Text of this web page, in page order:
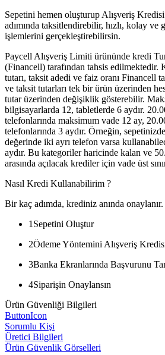
Sepetini hemen oluşturup Alışveriş
adımında taksitlendirebilir, hızlı, kolay
işlemlerini gerçekleştirebilirsin.
Paycell Alışveriş Limiti ürününde kredi
(Financell) tarafından tahsis
tutarı, taksit adedi ve faiz oranı Financell
ve taksit tutarları tek bir ürün üzerinden
tutar üzerinden değişiklik gösterebilir.
bilgisayarlarda 12, tabletlerde 6 aydır.
telefonlarında maksimum vade 12 ay,
telefonlarında 3 aydır. Örneğin,
değerinde iki ayrı telefon varsa
aydır. Bu kategoriler haricinde kalan ve
arasında açılacak krediler için vade üst
Nasıl Kredi Kullanabilirim ?
Bir kaç adımda, krediniz anında onaylanır.
1 Sepetini Oluştur
2Ödeme Yöntemini Alışveriş
3Banka Ekranlarında Başvurunu
4Siparişin Onaylansın
Ürün Güvenliği Bilgileri
ButtonIcon
Sorumlu Kişi
Üretici Bilgileri
Ürün Güvenlik Görselleri